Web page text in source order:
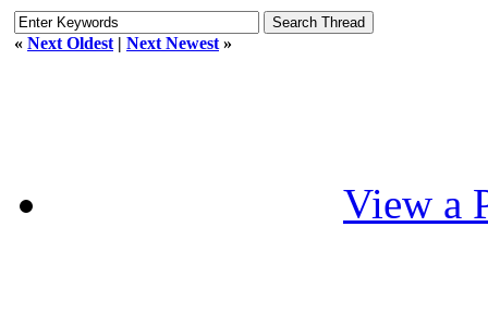
« Next Oldest | Next Newest »
View a